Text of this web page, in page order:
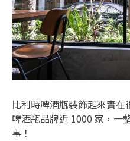
比利時啤酒瓶裝飾起來實
啤酒瓶品牌近 1000 家，一
事！